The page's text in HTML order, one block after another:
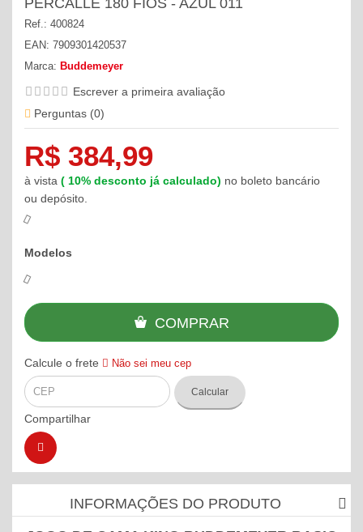
PERCALLE 180 FIOS - AZUL 011
Ref.: 400824
EAN: 7909301420537
Marca: Buddemeyer
Escrever a primeira avaliação
Perguntas (0)
R$ 384,99
à vista ( 10% desconto já calculado) no boleto bancário
ou depósito.
Modelos
COMPRAR
Calcule o frete Não sei meu cep
Calcular
Compartilhar
INFORMAÇÕES DO PRODUTO